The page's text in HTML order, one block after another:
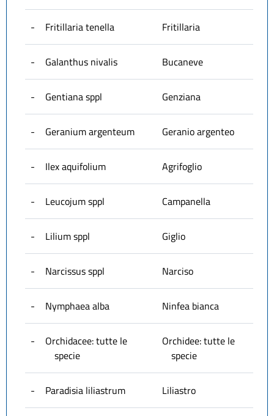
- Fritillaria tenella Fritillaria
- Galanthus nivalis Bucaneve
- Gentiana sppl Genziana
- Geranium argenteum Geranio argenteo
- Ilex aquifolium Agrifoglio
- Leucojum sppl Campanella
- Lilium sppl Giglio
- Narcissus sppl Narciso
- Nymphaea alba Ninfea bianca
-
Orchidacee: tutte le
specie
Orchidee: tutte le
specie
- Paradisia liliastrum Liliastro